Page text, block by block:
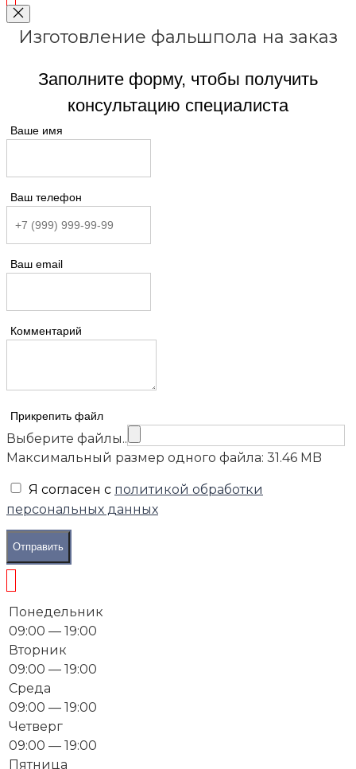
Изготовление фальшпола на заказ
Заполните форму, чтобы получить
консультацию специалиста
Ваше имя
Ваш телефон
Ваш email
Комментарий
Прикрепить файл
Выберите файлы..
Максимальный размер одного файла: 31.46 MB
Я согласен с политикой обработки
персональных данных
Отправить
Понедельник
09:00 — 19:00
Вторник
09:00 — 19:00
Среда
09:00 — 19:00
Четверг
09:00 — 19:00
Пятница